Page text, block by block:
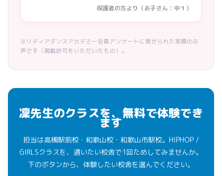
保護者の方より（お子さん：中１）
※リディアダンスアカデミー会員アンケートに寄せられた実際のお
声です（掲載許可をいただいたもの）。
凜先生のクラスを、無料で体験でき
ます
担当は高槻駅前校・和歌山校・和歌山市駅校。HIPHOP /
GIRLSクラスを、通いたい校舎で1回ためしてみませんか。
下のボタンから、体験したい校舎を選んでください。